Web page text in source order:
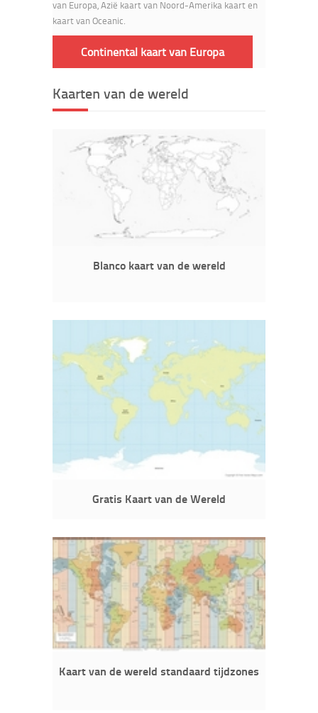
van Europa, Azië kaart van Noord-Amerika kaart en
kaart van Oceanic.
Continental kaart van Europa
Kaarten van de wereld
Blanco kaart van de wereld
Gratis Kaart van de Wereld
Kaart van de wereld standaard tijdzones